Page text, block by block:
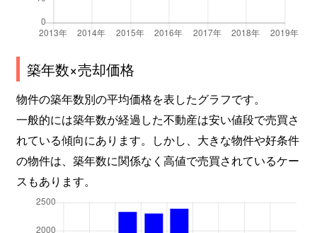
築年数×売却価格
物件の築年数別の平均価格を表したグラフです。
一般的には築年数が経過した不動産は安い値段で売買さ
れている傾向にあります。しかし、大きな物件や好条件
の物件は、築年数に関係なく高値で売買されているケー
スもあります。